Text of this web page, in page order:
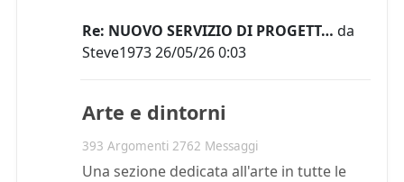
Re: NUOVO SERVIZIO DI PROGETT… da
Steve197326/05/26 0:03
Arte e dintorni
393 Argomenti 2762 Messaggi
Una sezione dedicata all'arte in tutte le